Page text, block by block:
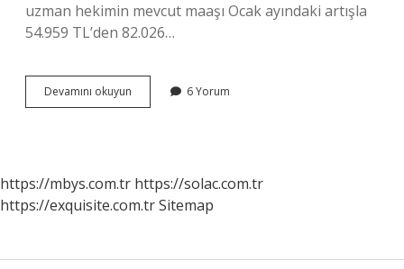
uzman hekimin mevcut maaşı Ocak ayındaki artışla
54.959 TL’den 82.026…
Devamını okuyun
Doktorlar
6 Yorum
https://mbys.com.tr https://solac.com.tr
https://exquisite.com.trSitemap